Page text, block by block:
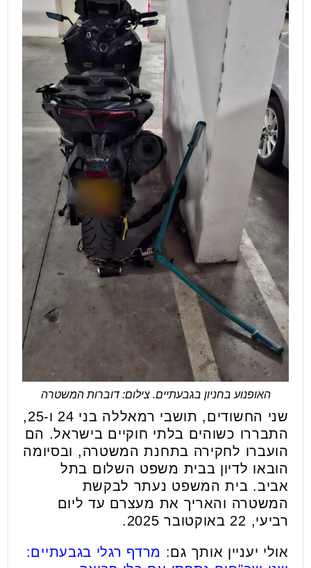
האופנוע בחניון בגבעתיים. צילום: דוברות המשטרה
שני החשודים, תושבי רמאללה בני 24 ו-25,
התבררו כשוהים בלתי חוקיים בישראל. הם
הועברו לחקירה בתחנת המשטרה, ובסיומה
הובאו לדיון בבית משפט השלום בתל
אביב. בית המשפט נעתר לבקשת
המשטרה והאריך את מעצרם עד ליום
רביעי, 22 באוקטובר 2025.
אולי יעניין אותך גם: מרדף רגלי בגבעתיים: